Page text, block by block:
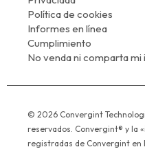
Política de cookies
Informes en línea
Cumplimiento
No venda ni comparta
© 2026 Convergint
reservados. Convergint® y la
registradas de Convergint en